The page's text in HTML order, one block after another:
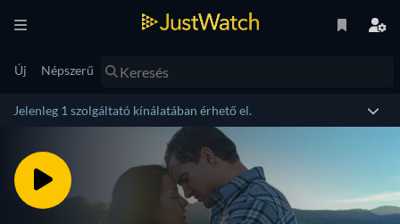
Új Népszerű
Jelenleg 1 szolgáltató kínálatában érhető el.